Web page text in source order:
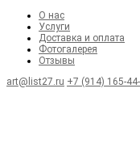
О нас
Услуги
Доставка и оплата
Фотогалерея
Отзывы
art@list27.ru +7 (914) 165-